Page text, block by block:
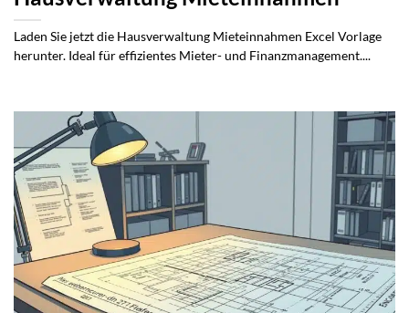
Laden Sie jetzt die Hausverwaltung Mieteinnahmen Excel Vorlage
herunter. Ideal für effizientes Mieter- und Finanzmanagement....